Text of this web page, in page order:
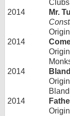
2014
Mr.
2014
2014
2014